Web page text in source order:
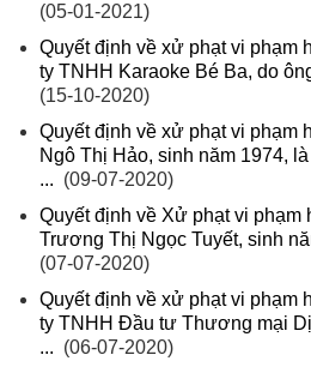
(05-01-2021)
Quyết định về xử phạt vi phạm
ty TNHH Karaoke Bé Ba, do
(15-10-2020)
Quyết định về xử phạt vi phạm
Ngô Thị Hảo, sinh năm 1974,
... (09-07-2020)
Quyết định về Xử phạt vi phạm
Trương Thị Ngọc Tuyết, sinh
(07-07-2020)
Quyết định về xử phạt vi phạm
ty TNHH Đầu tư Thương mại
... (06-07-2020)